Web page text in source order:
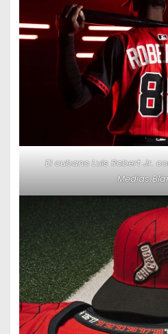
El cubano Luis Robert Jr.
Medias